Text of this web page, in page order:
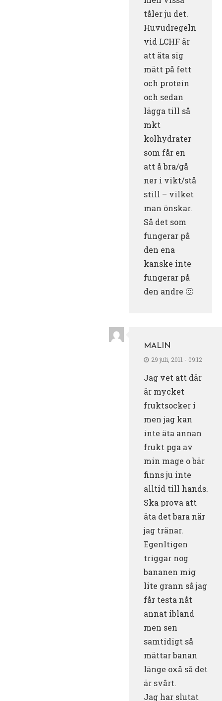
tåler ju det.
Huvudregeln
vid LCHF är
att äta sig
mätt på fett
och protein
och sedan
lägga till så
mkt
kolhydrater
som får en
att å bra/gå
ner i vikt/stå
still – vilket
man önskar.
Så det som
fungerar på
den ena
kanske inte
fungerar på
den andre 🙂
MALIN
29 juli, 2011 - 09:12
Jag vet att där
är mycket
fruktsocker i
men jag kan
inte äta annan
frukt pga av
min mage o bär
finns ju inte
alltid till hands.
Ska prova att
äta det bara när
jag tränar.
Egenltigen
triggar nog
bananen mig
lite grann så jag
får testa nåt
annat ibland
men sen
samtidigt så
mättar banan
länge oxå så det
är svårt.
Jag har slutat